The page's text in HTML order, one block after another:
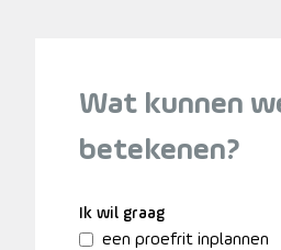
Wat kunnen
betekenen?
Ik wil graag
een proefrit inplannen